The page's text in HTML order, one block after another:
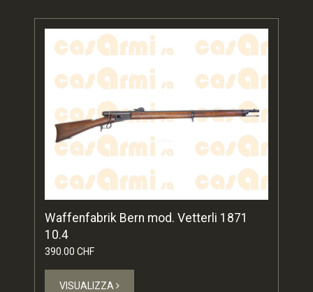
Waffenfabrik Bern mod. Vetterli 1871
10.4
390.00 CHF
VISUALIZZA